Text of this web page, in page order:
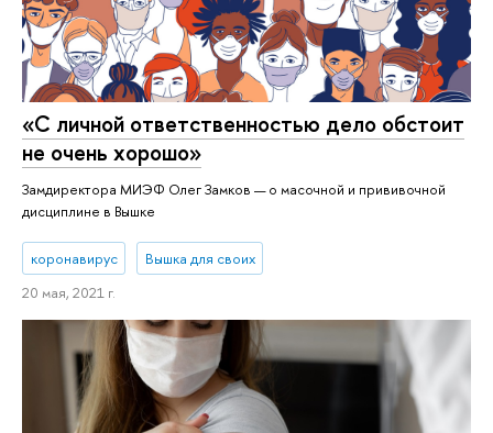
«С личной от­вет­ствен­но­стью дело обстоит
не очень хорошо»
Замдиректора МИЭФ Олег Замков — о масочной и прививочной
дисциплине в Вышке
коронавирус
Вышка для своих
20 мая, 2021 г.